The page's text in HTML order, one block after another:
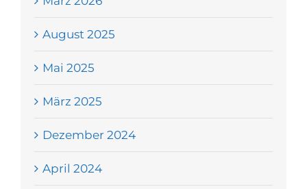
August 2025
Mai 2025
März 2025
Dezember 2024
April 2024